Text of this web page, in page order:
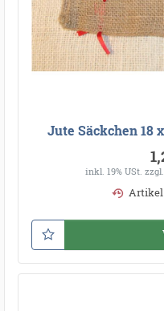
Jute Säckchen 18
inkl. 19% USt.